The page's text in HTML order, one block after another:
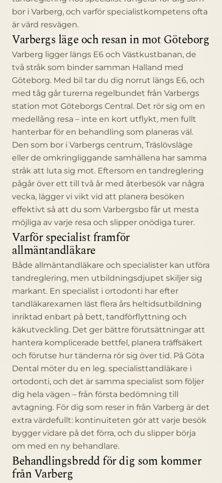
bor i Varberg, och varför specialistkompetens ofta
är värd resvägen.
Varbergs läge och resan in mot Göteborg
Varberg ligger längs E6 och Västkustbanan, de
två stråk som binder samman Halland med
Göteborg. Med bil tar du dig norrut längs E6, och
med tåg går turerna regelbundet från Varbergs
station mot Göteborgs Central. Det rör sig om en
medellång resa – inte en kort utflykt, men fullt
hanterbar för en behandling som planeras väl.
Den som bor i Varbergs centrum, Träslövsläge
eller de omkringliggande samhällena har samma
stråk att luta sig mot. Eftersom en tandreglering
pågår över ett till två år med återbesök var några
vecka, lägger vi vikt vid att planera besöken
effektivt så att du som Varbergsbo får ut mesta
möjliga av varje resa och slipper onödiga turer.
Varför specialist framför
allmäntandläkare
Både allmäntandläkare och specialister kan utföra
tandreglering, men utbildningsdjupet skiljer sig
markant. En specialist i ortodonti har efter
tandläkarexamen läst flera års heltidsutbildning
inriktad enbart på bett, tandförflyttning och
käkutveckling. Det ger bättre förutsättningar att
hantera komplicerade bettfel, planera träffsäkert
och förutse hur tänderna rör sig över tid. På Göta
Dental möter du en leg. specialisttandläkare i
ortodonti, och det är samma specialist som följer
dig hela vägen – från första bedömning till
avtagning. För dig som reser in från Varberg är det
extra värdefullt: kontinuiteten gör att varje besök
bygger vidare på det förra, och du slipper börja
om med en ny behandlare.
Behandlingsbredd för dig som kommer
från Varberg